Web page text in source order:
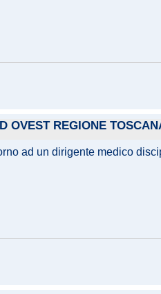
OVEST REGIONE
ad un dirigente medico